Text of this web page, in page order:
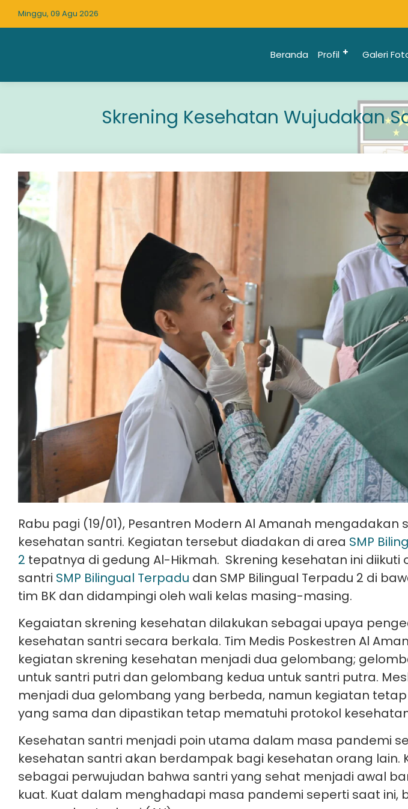
Minggu, 09 Agu 2026
Beranda Profil Galeri
Skrening Kesehatan Wujudakan
Rabu pagi (19/01), Pesantren Modern Al Amanah mengadakan
kesehatan santri. Kegiatan tersebut diadakan di area SMP
2 tepatnya di gedung Al-Hikmah. Skrening kesehatan ini diikuti
santri SMP Bilingual Terpadu dan SMP Bilingual Terpadu 2 di
tim BK dan didampingi oleh wali kelas masing-masing.
Kegaiatan skrening kesehatan dilakukan sebagai upaya
kesehatan santri secara berkala. Tim Medis Poskestren Al
kegiatan skrening kesehatan menjadi dua gelombang;
untuk santri putri dan gelombang kedua untuk santri putra.
menjadi dua gelombang yang berbeda, namun kegiatan
yang sama dan dipastikan tetap mematuhi protokol
Kesehatan santri menjadi poin utama dalam masa pandemi
kesehatan santri akan berdampak bagi kesehatan orang lain.
sebagai perwujudan bahwa santri yang sehat menjadi awal
kuat. Kuat dalam menghadapi masa pandemi seperti saat ini,